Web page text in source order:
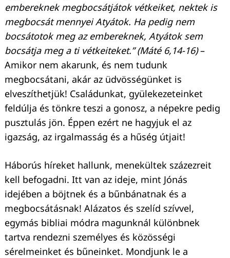
embereknek megbocsátjátok vétkeiket, nektek is
megbocsát mennyei Atyátok. Ha pedig nem
bocsátotok meg az embereknek, Atyátok sem
bocsátja meg a ti vétkeiteket.” (Máté 6,14-16)–
Amikor nem akarunk, és nem tudunk
megbocsátani, akár az üdvösségünket is
elveszíthetjük! Családunkat, gyülekezeteinket
feldúlja és tönkre teszi a gonosz, a népekre pedig
pusztulás jön. Éppen ezért ne hagyjuk el az
igazság, az irgalmasság és a hűség útjait!
Háborús híreket hallunk, menekültek százezreit
kell befogadni. Itt van az ideje, mint Jónás
idejében a böjtnek és a bűnbánatnak és a
megbocsátásnak! Alázatos és szelíd szívvel,
egymás bibliai módra magunknál különbnek
tartva rendezni személyes és közösségi
sérelmeinket és bűneinket. Mondjunk le a